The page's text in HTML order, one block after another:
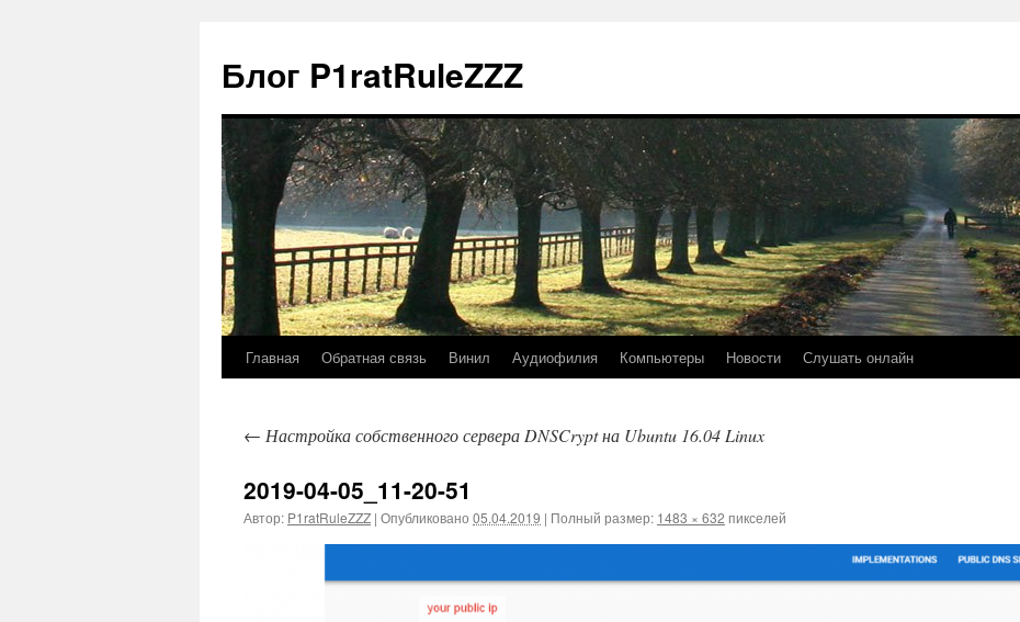
Блог P1ratRuleZZZ
Главная Обратная связь Винил Аудиофилия Компьютеры Новости Слушать онлайн
← Настройка собственного сервера DNSCrypt на Ubuntu 16.04 Linux
2019-04-05_11-20-51
Автор: P1ratRuleZZZ | Опубликовано 05.04.2019 | Полный размер: 1483 × 632 пикселей